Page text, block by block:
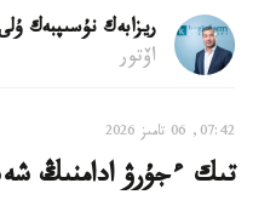
ريزابەك نۇسىپبەك ۇلى
اۆتور
07:42, 06 تامىز 2026
تىك ءجۇرۋ ادامنىڭ